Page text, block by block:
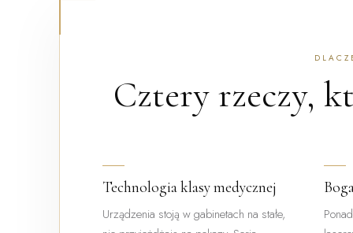
Cztery rzeczy,
Technologia klasy medycznej
Urządzenia stoją w gabinetach na stałe,